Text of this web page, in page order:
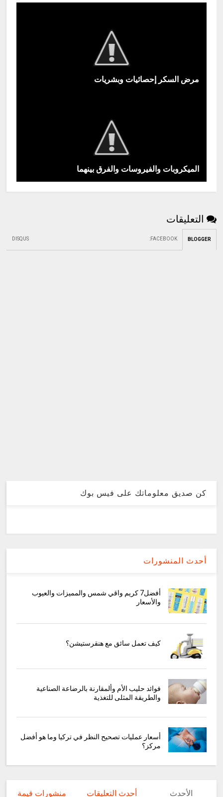
مرض السكر إحصائيات وبشريات
الميكروبات والفيروسات والفرق بينهما
التعليقات
BLOGGER
FACEBOOK
:
DISQUS
كن صديق معلوماتك على فيس بوك
أحدث المنشورات
أفضل7 كريم واقي شمس والمميزات والعيوب
والأسعار
كيف تعمل سائق مع هنقرستيشن؟
فوائد حليب الأم وألمقارنة بالرضاعة الصناعية
والطريقة المثلى للتغذية
أسعار عمليات تصحيح النظر في تركيا وما هو أفضل
مركز؟
الأحدث أحدث التعليقات منشورات قيمة